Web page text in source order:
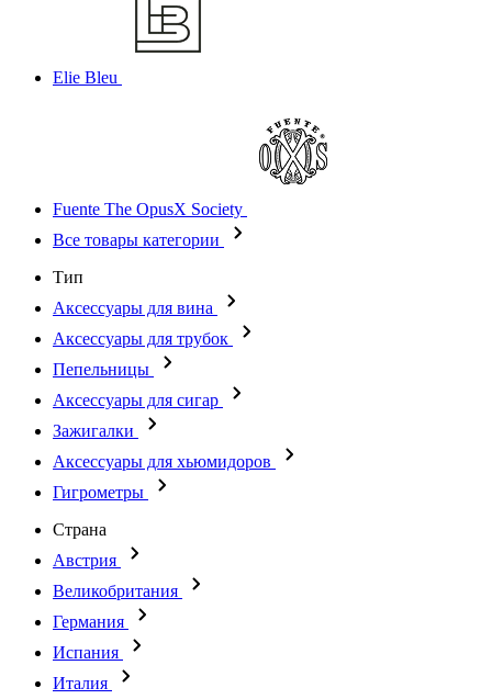
Elie Bleu
Fuente The OpusX Society
Все товары категории
Тип
Аксессуары для вина
Аксессуары для трубок
Пепельницы
Аксессуары для сигар
Зажигалки
Аксессуары для хьюмидоров
Гигрометры
Страна
Австрия
Великобритания
Германия
Испания
Италия